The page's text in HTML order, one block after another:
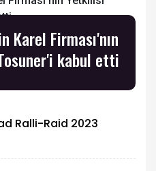
Karel Firması'nın
kabul etti
Ralli-Raid 2023